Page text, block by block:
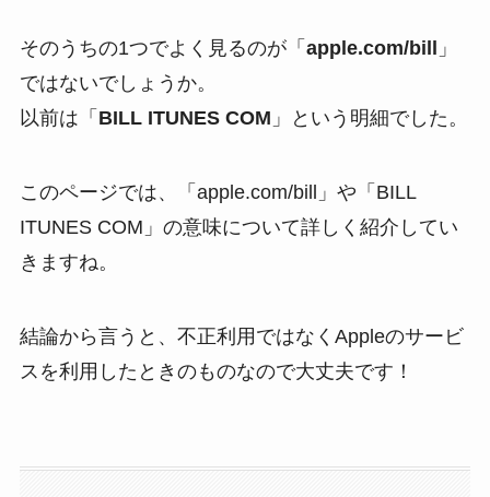
そのうちの1つでよく見るのが「 apple.com/bill
」
ではないでしょうか。
以前は「 BILL ITUNES COM 」という明細でした。
このページでは、「apple.com/bill」や「BILL
ITUNES COM」の意味について詳しく紹介してい
きますね。
結論から言うと、不正利用ではなくAppleのサービ
スを利用したときのものなので大丈夫です！